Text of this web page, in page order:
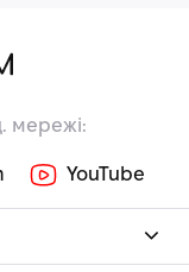
мережі:
YouTube